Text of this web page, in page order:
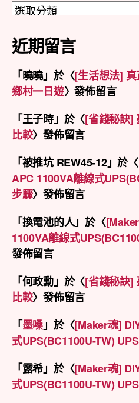
分
近期留言
「曉曉」於〈[生活想法]
鄉村一日遊〉發佈留言
「王子時」於〈[省錢秘訣]
比較〉發佈留言
「被推坑 REW45-12」於〈
APC 1100VA離線式
步驟〉發佈留言
「換電池的人」於〈
1100VA離線式
發佈留言
「何政勳」於〈[省錢秘訣]
比較〉發佈留言
「墨嗓」於〈[Maker魂]
式UPS(BC1100U-TW)
「露希」於〈[Maker魂]
式UPS(BC1100U-TW)